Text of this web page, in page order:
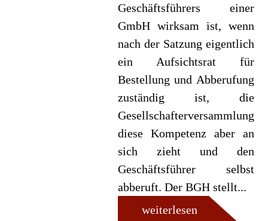
Geschäftsführers einer
GmbH wirksam ist, wenn
nach der Satzung eigentlich
ein Aufsichtsrat für
Bestellung und Abberufung
zuständig ist, die
Gesellschafterversammlung
diese Kompetenz aber an
sich zieht und den
Geschäftsführer selbst
abberuft. Der BGH stellt...
weiterlesen